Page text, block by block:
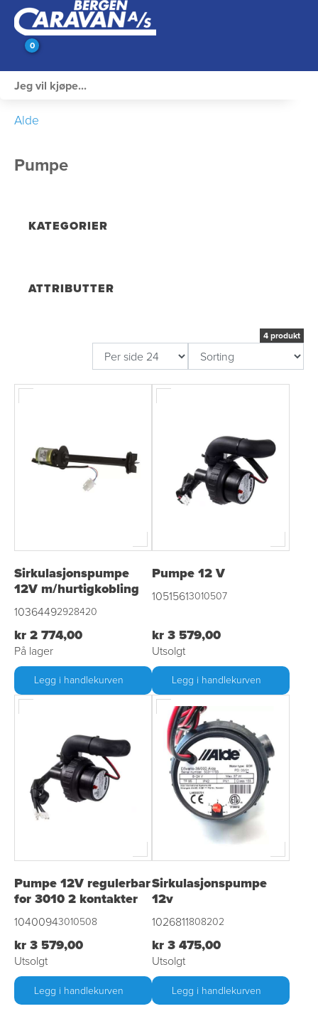
0
Alde
Pumpe
KATEGORIER
ATTRIBUTTER
4 produkt
Sirkulasjonspumpe
12V m/hurtigkobling
10364492928420
kr 2 774,00
På lager
Legg i handlekurven
Pumpe 12 V
10515613010507
kr 3 579,00
Utsolgt
Legg i handlekurven
Pumpe 12V regulerbar
for 3010 2 kontakter
10400943010508
kr 3 579,00
Utsolgt
Legg i handlekurven
Sirkulasjonspumpe
12v
1026811808202
kr 3 475,00
Utsolgt
Legg i handlekurven